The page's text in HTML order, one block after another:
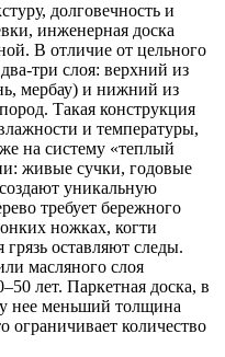
долговечность и
инженерная доска
В отличие от цельного
три слоя: верхний из
мербау) и нижний из
Такая конструкция
и температуры,
на систему «теплый
живые сучки, годовые
уникальную
требует бережного
ножках, когти
оставляют следы.
масляного слоя
лет. Паркетная доска, в
нее меньший толщина
ограничивает количество